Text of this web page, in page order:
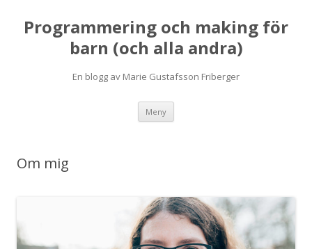
Programmering och making för
barn (och alla andra)
En blogg av Marie Gustafsson Friberger
Meny
Om mig